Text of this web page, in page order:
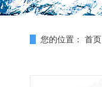
您的位置： 首页